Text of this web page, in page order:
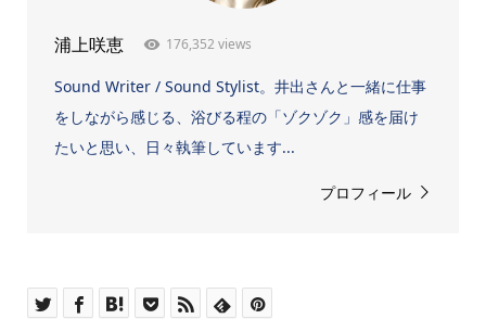
浦上咲恵 176,352 views
Sound Writer / Sound Stylist。井出さんと一緒に仕事
をしながら感じる、浴びる程の「ゾクゾク」感を届け
たいと思い、日々執筆しています...
プロフィール